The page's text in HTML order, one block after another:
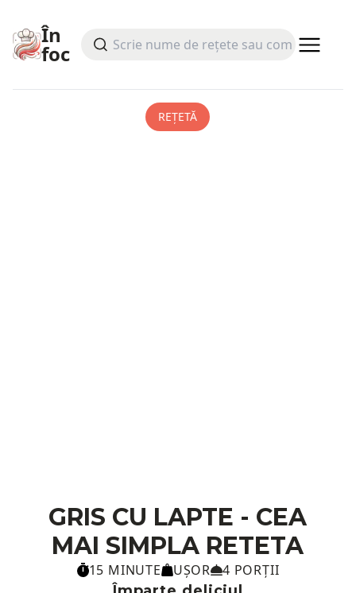
În
foc
REȚETĂ
GRIS CU LAPTE - CEA
MAI SIMPLA RETETA
15 MINUTE UȘOR
4 PORȚII